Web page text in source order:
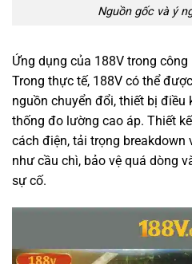
Nguồn gốc và ý
Ứng dụng của 188V trong
Trong thực tế, 188V có thể
nguồn chuyển đổi, thiết bị điều
thống đo lường cao áp. Thiết
cách điện, tải trọng breakdown
như cầu chì, bảo vệ quá dòng
sự cố.